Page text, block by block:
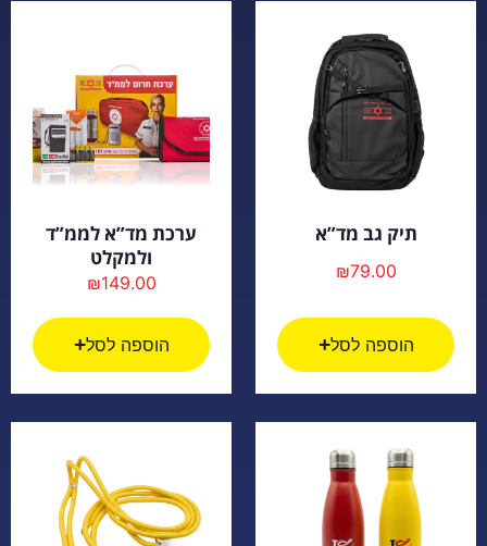
תיק גב מד”א
₪79.00
הוספה לסל
ערכת מד”א לממ”ד
ולמקלט
₪149.00
הוספה לסל